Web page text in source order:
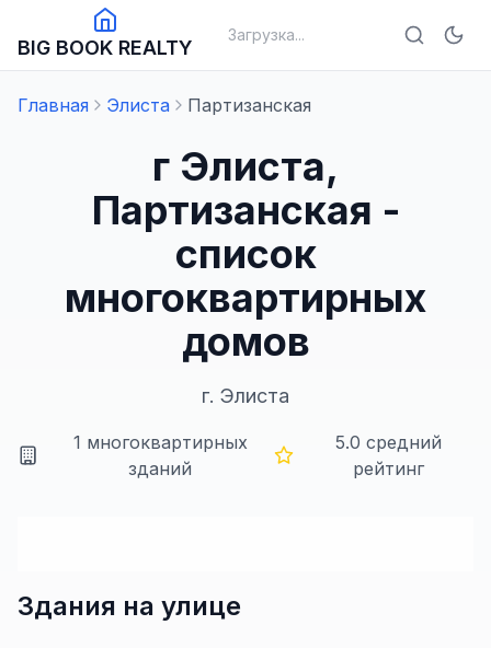
BIG BOOK REALTY
Загрузка...
Главная Элиста Партизанская
г Элиста,
Партизанская -
список
многоквартирных
домов
г. Элиста
1 многоквартирных
зданий
5.0 средний
рейтинг
Здания на улице